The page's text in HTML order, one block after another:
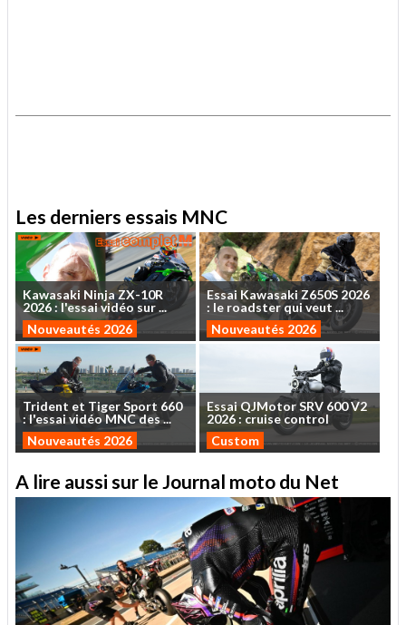
Les derniers essais MNC
Kawasaki NinjaZX-10R
2026: l'essaividéo sur...
Nouveautés 2026
Essai Kawasaki Z650S 2026
: le roadsterquiveut ...
Nouveautés 2026
Trident et TigerSport 660
: l'essaividéo MNCdes...
Nouveautés 2026
EssaiQJMotorSRV 600V2
2026 : cruise control
Custom
A lire aussi sur le Journal moto du Net